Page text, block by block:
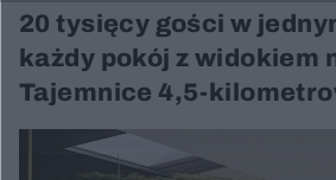
20 tysięcy gości w
każdy pokój z widokiem
Tajemnice 4,5-
z Rugii